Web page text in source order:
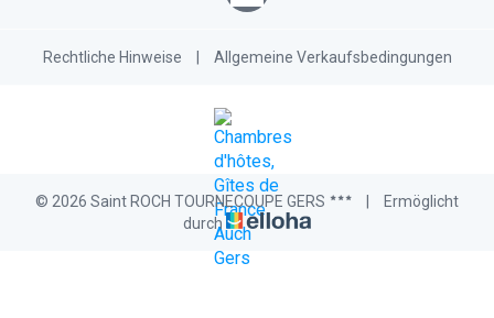
Rechtliche Hinweise Allgemeine Verkaufsbedingungen
© 2026 Saint ROCH TOURNECOUPE GERS
Ermöglicht
durch